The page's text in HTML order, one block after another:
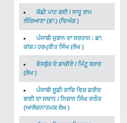
ਕੱਛੀ ਪਾਟ ਗਈ/ ਸਾਧੂ ਰਾਮ
ਲੰਗਿਆਣਾ (ਡਾ.) (ਵਿਅੰਗ)
ਪੰਜਾਬੀ ਜੁਬਾਨ ਦਾ ਸਰਤਾਜ : ਡਾ:
ਕਾਂਗ/ਹਰਪ੍ਰੀਤ ਸਿੰਘ(ਲੇਖ)
ਫੇਸਬੁੱਕ ਦੇ ਡਾਕੀਏ/ ਮਿੰਟੂ ਬਰਾੜ
(ਲੇਖ)
ਪੰਜਾਬੀ ਸੂਫ਼ੀ ਕਾਵਿ ਵਿਚ ਫ਼ਰੀਦ
ਬਾਣੀ ਦਾ ਸਥਾਨ/ਨਿਸ਼ਾਨ ਸਿੰਘ ਰਾਠੌਰ
(ਆਲੋਚਨਾਤਮਕ ਲੇਖ)